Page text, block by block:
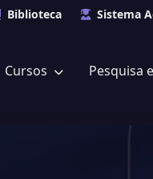
Biblioteca Sistema
Cursos Pesquisa